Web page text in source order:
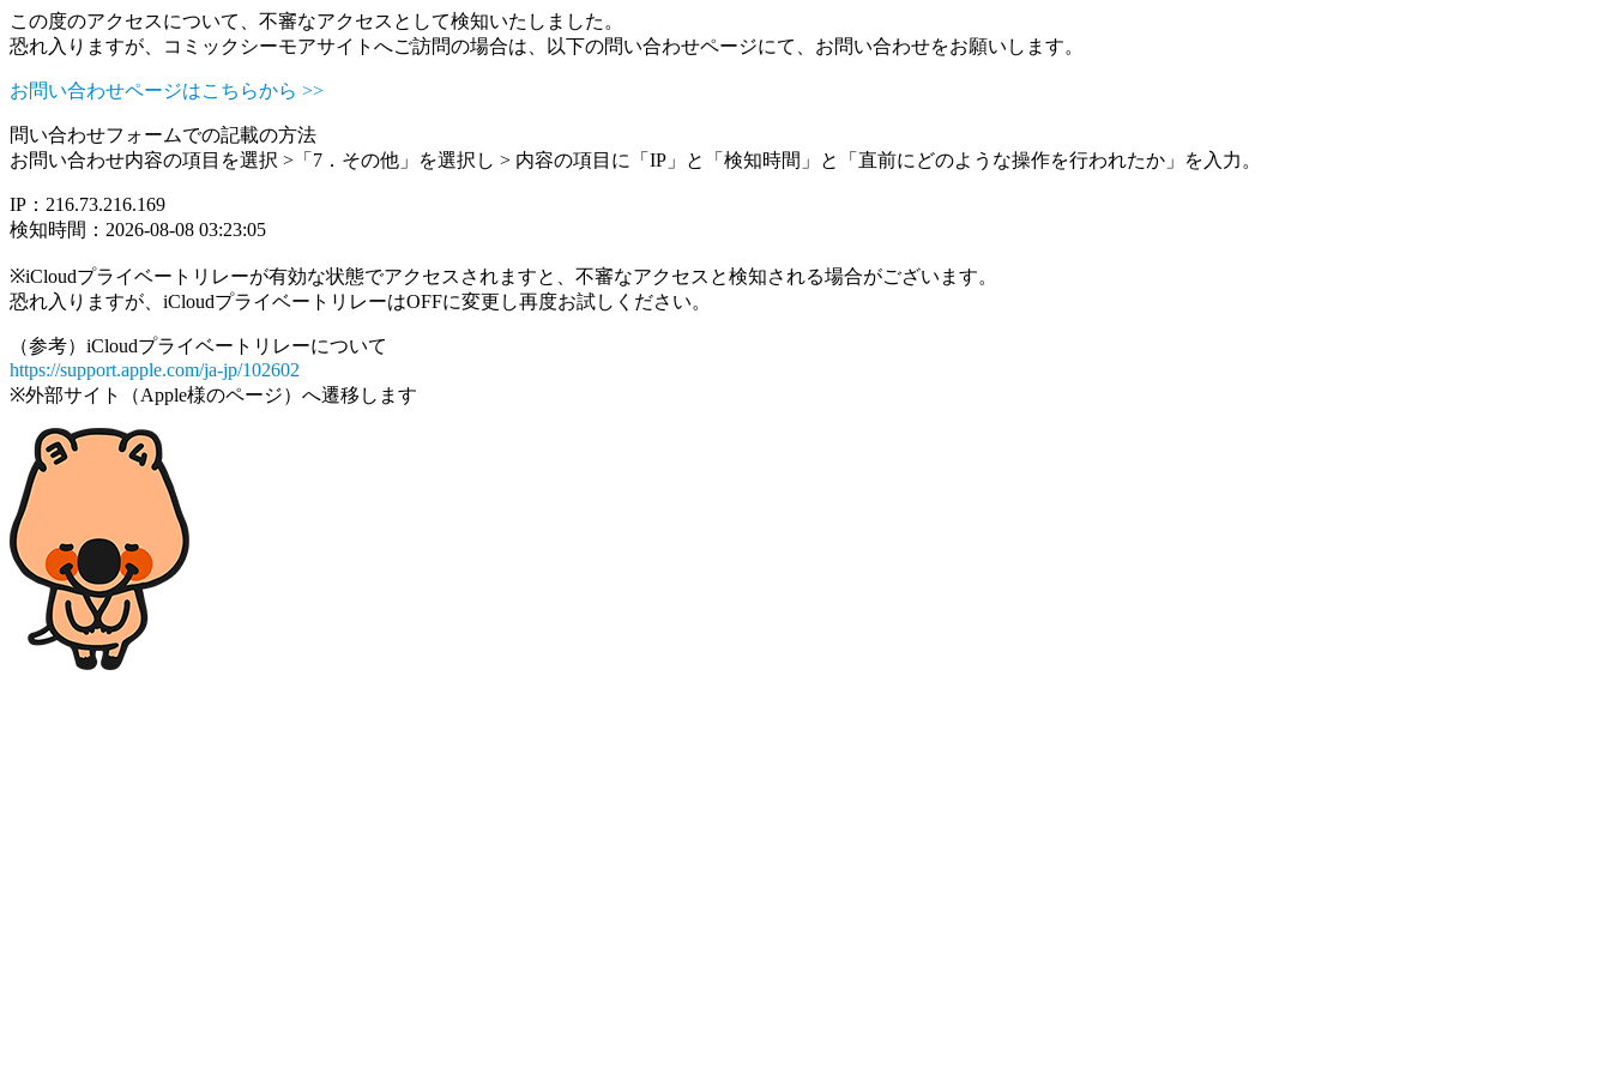
この度のアクセスについて、不審なアクセスとして検知いたしました。
恐れ入りますが、コミックシーモアサイトへご訪問の場合は、以下の問い合わせページにて、お問い合わせをお願いします。
お問い合わせページはこちらから >>
問い合わせフォームでの記載の方法
お問い合わせ内容の項目を選択 >「7．その他」を選択し > 内容の項目に「IP」と「検知時間」と「直前にどのような操作を行われたか」を入力。
IP：216.73.216.169
検知時間：2026-08-08 03:23:05
※iCloudプライベートリレーが有効な状態でアクセスされますと、不審なアクセスと検知される場合がございます。
恐れ入りますが、iCloudプライベートリレーはOFFに変更し再度お試しください。
（参考）iCloudプライベートリレーについて
https://support.apple.com/ja-jp/102602
※外部サイト（Apple様のページ）へ遷移します